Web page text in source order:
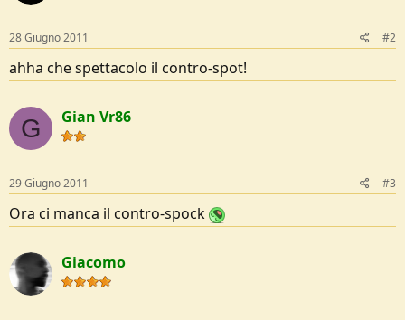
28 Giugno 2011 #2
ahha che spettacolo il contro-spot!
G Gian Vr86
29 Giugno 2011 #3
Ora ci manca il contro-spock
Giacomo